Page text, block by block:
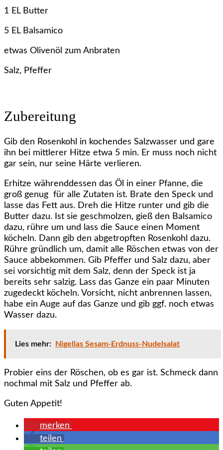
1 EL Butter
5 EL Balsamico
etwas Olivenöl zum Anbraten
Salz, Pfeffer
Zubereitung
Gib den Rosenkohl in kochendes Salzwasser und gare
ihn bei mittlerer Hitze etwa 5 min. Er muss noch nicht
gar sein, nur seine Härte verlieren.
Erhitze währenddessen das Öl in einer Pfanne, die
groß genug für alle Zutaten ist. Brate den Speck und
lasse das Fett aus. Dreh die Hitze runter und gib die
Butter dazu. Ist sie geschmolzen, gieß den Balsamico
dazu, rühre um und lass die Sauce einen Moment
köcheln. Dann gib den abgetropften Rosenkohl dazu.
Rühre gründlich um, damit alle Röschen etwas von der
Sauce abbekommen. Gib Pfeffer und Salz dazu, aber
sei vorsichtig mit dem Salz, denn der Speck ist ja
bereits sehr salzig. Lass das Ganze ein paar Minuten
zugedeckt köcheln. Vorsicht, nicht anbrennen lassen,
habe ein Auge auf das Ganze und gib ggf. noch etwas
Wasser dazu.
Lies mehr: Nigellas Sesam-Erdnuss-Nudelsalat
Probier eins der Röschen, ob es gar ist. Schmeck dann
nochmal mit Salz und Pfeffer ab.
Guten Appetit!
merken
teilen